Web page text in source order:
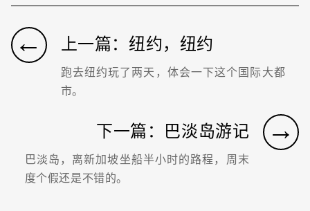
← 上一篇：纽约，纽约
跑去纽约玩了两天，体会一下这个国际大都
市。
→
下一篇：巴淡岛游记
巴淡岛，离新加坡坐船半小时的路程，周末
度个假还是不错的。